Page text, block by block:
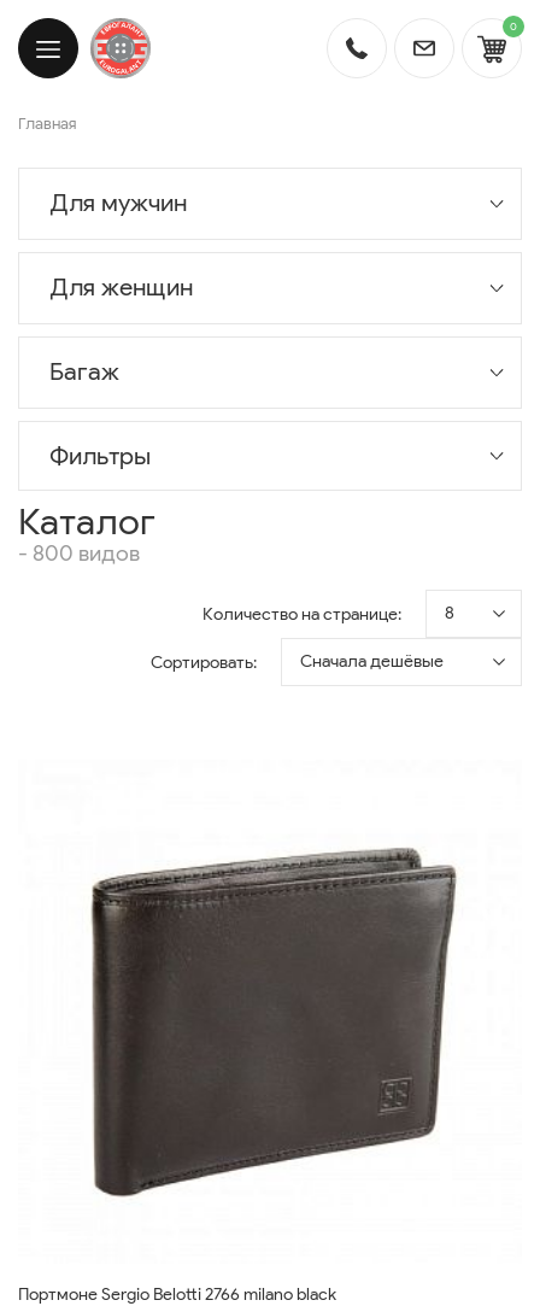
0
Главная
Для мужчин
Для женщин
Багаж
Фильтры
Каталог
- 800 видов
Количество на странице: 8
Сортировать: Сначала дешёвые
Портмоне Sergio Belotti 2766 milano black